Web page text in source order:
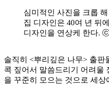
심미적인 사진을 크롭
집 디자인은 40여 년 뒤
디자인을 연상케 한다.
솔직히 <뿌리깊은 나무> 출판
콕 짚어서 말씀드리기 어려울
을 꾸준히 모으는 것으로 세